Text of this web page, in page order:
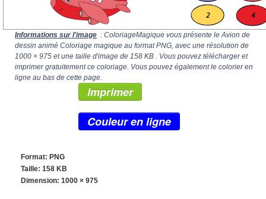
Informations sur l'image : ColoriageMagique vous présente le Avion de
dessin animé Coloriage magique au format PNG, avec une résolution de
1000 × 975 et une taille d'image de 158 KB . Vous pouvez télécharger et
imprimer gratuitement ce coloriage. Vous pouvez également le colorier en
ligne au bas de cette page.
Imprimer
Couleur en ligne
Format: PNG
Taille: 158 KB
Dimension: 1000 × 975